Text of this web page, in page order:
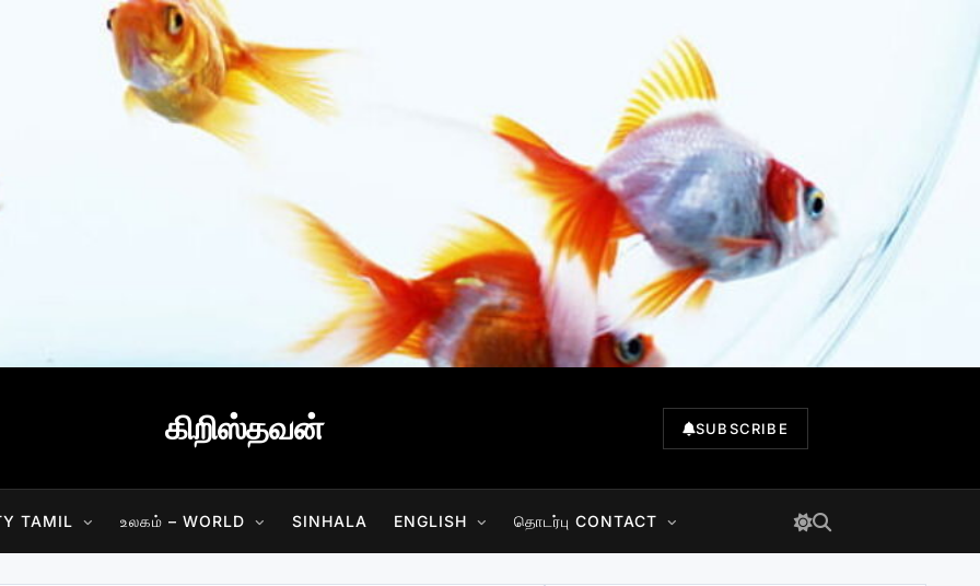
கிறிஸ்தவன் SUBSCRIBE
TAMIL உலகம் – WORLD SINHALA ENGLISH தொடர்பு CONTACT